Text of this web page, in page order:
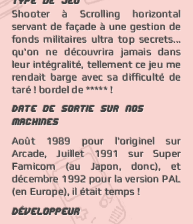
Shooter à Scrolling horizontal
servant de façade à une gestion de
fonds militaires ultra top secrets...
qu'on ne découvrira jamais dans
leur intégralité, tellement ce jeu me
rendait barge avec sa difficulté de
taré ! bordel de ***** !
Date de sortie sur nos
machines
Août 1989 pour l'originel sur
Arcade, Juillet 1991 sur Super
Famicom (au Japon, donc), et
décembre 1992 pour la version PAL
(en Europe), il était temps !
Développeur